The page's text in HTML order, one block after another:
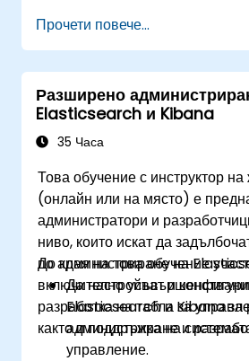
Прочети повече...
Разширено
Elasticsearch и Kibana
35 Часа
Това обучение с инструктор
(онлайн или на място) е
администратори и
ниво, които искат да
по администриране на
включително
разработка на табла за
както и поддръжка на
До края на това обучение
Да настройват и
Elasticsearch и Kibana за
администриране и
управление.